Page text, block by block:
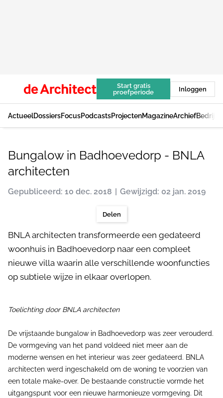
Start gratis
proefperiode
Inloggen
ActueelDossiersFocusPodcastsProjectenMagazineArchief
Bungalow in Badhoevedorp - BNLA
architecten
Gepubliceerd: 10 dec. 2018 Gewijzigd: 02 jan. 2019
Delen
BNLA architecten transformeerde een gedateerd
woonhuis in Badhoevedorp naar een compleet
nieuwe villa waarin alle verschillende woonfuncties
op subtiele wijze in elkaar overlopen.
Toelichting door BNLA architecten
De vrijstaande bungalow in Badhoevedorp was zeer verouderd.
De vormgeving van het pand voldeed niet meer aan de
moderne wensen en het interieur was zeer gedateerd. BNLA
architecten werd ingeschakeld om de woning te voorzien van
een totale make-over. De bestaande constructie vormde het
uitgangspunt voor een nieuwe harmonieuze vormgeving. Dit